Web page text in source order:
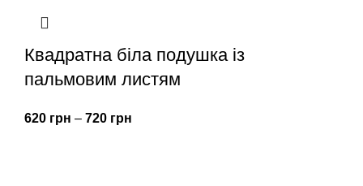
Квадратна біла подушка із
пальмовим листям
620 грн – 720 грн